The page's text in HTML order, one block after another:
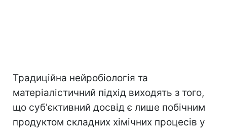
Традиційна нейробіологія та
матеріалістичний підхід виходять з того,
що суб'єктивний досвід є лише побічним
продуктом складних хімічних процесів у